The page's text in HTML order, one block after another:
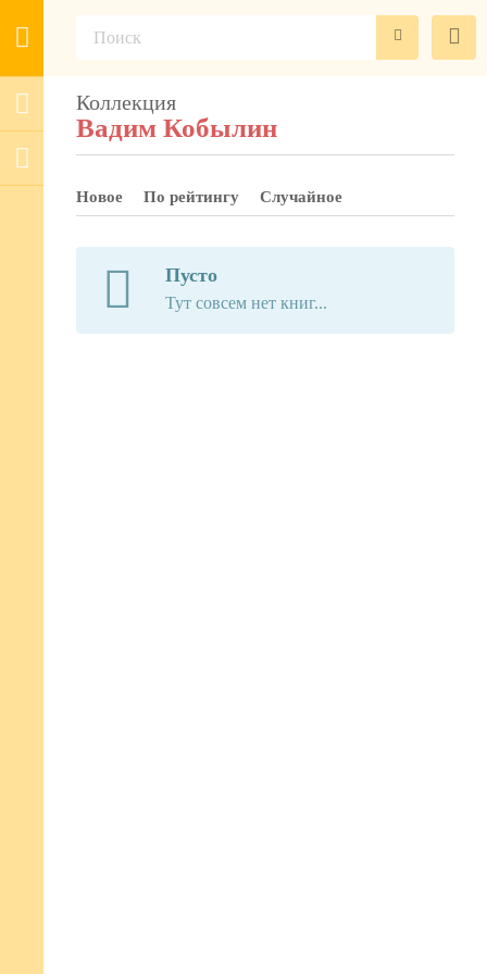
Коллекция
Вадим Кобылин
Новое По рейтингу Случайное
Пусто
Тут совсем нет книг...